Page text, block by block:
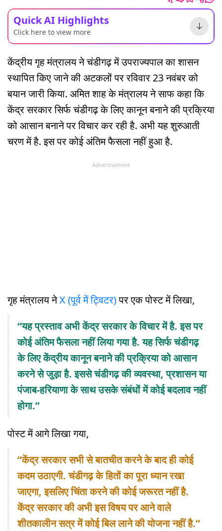
Quick AI Highlights
Click here to view more
केंद्रीय गृह मंत्रालय ने चंडीगढ़ में उपराज्यपाल का शासन
स्थापित किए जाने की अटकलों पर रविवार 23 नवंबर को
बयान जारी किया. अमित शाह के मंत्रालय ने साफ कहा कि
केंद्र सरकार सिर्फ चंडीगढ़ के लिए कानून बनाने की प्रक्रिया
को आसान बनाने पर विचार कर रही है. अभी यह शुरुआती
चरण में है. इस पर कोई अंतिम फैसला नहीं हुआ है.
Advertisement
गृह मंत्रालय नेX (पूर्व में ट्विटर)पर एक पोस्ट में लिखा,
“यह प्रस्ताव अभी केंद्र सरकार के विचार में है. इस पर
कोई अंतिम फैसला नहीं लिया गया है. यह सिर्फ चंडीगढ़
के लिए केंद्रीय कानून बनाने की प्रक्रिया को आसान
करने से जुड़ा है. इससे चंडीगढ़ की व्यवस्था, प्रशासन या
पंजाब-हरियाणा के साथ उसके संबंधों में कोई बदलाव नहीं
होगा.”
पोस्ट में आगे लिखा गया,
“केंद्र सरकार सभी से बातचीत करने के बाद ही कोई
कदम उठाएगी. चंडीगढ़ के हितों का पूरा ध्यान रखा
जाएगा, इसलिए चिंता करने की कोई जरूरत नहीं है.
केंद्र सरकार की अभी इस विषय पर आने वाले
शीतकालीन सत्र में कोई बिल लाने की योजना नहीं है.”